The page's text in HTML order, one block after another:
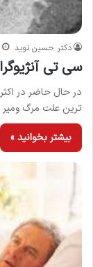
دکتر حسین نوید
سی تی
در حال حاضر در
ترین علت مرگ
بیشتر بخوانید »